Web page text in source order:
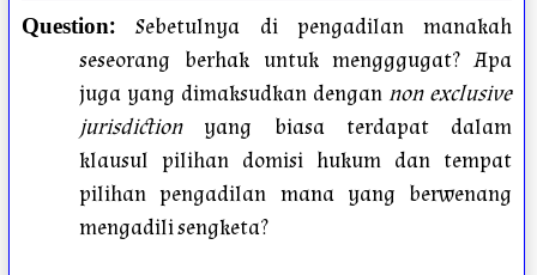
Question: Sebetulnya di pengadilan manakah
seseorang berhak untuk mengggugat? Apa
juga yang dimaksudkan dengan non exclusive
jurisdictionyang biasa terdapat dalam
klausul pilihan domisi hukum dan tempat
pilihan pengadilan mana yang berwenang
mengadili sengketa?